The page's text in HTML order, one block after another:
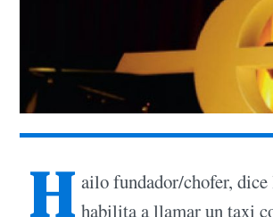
H ailo fundador/chofer,
habilita a llamar un taxi